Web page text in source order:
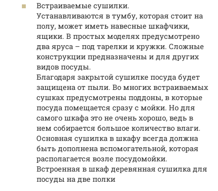
Встраиваемые сушилки.
Устанавливаются в тумбу, которая стоит на
полу, может иметь навесные шкафчики,
ящики. В простых моделях предусмотрено
два яруса – под тарелки и кружки. Сложные
конструкции предназначены и для других
видов посуды.
Благодаря закрытой сушилке посуда будет
защищена от пыли. Во многих встраиваемых
сушках предусмотрены поддоны, в которые
посуда помещается сразу с мойки. Но для
самого шкафа это не очень хорошо, ведь в
нем собирается большое количество влаги.
Основная сушилка в шкафу всегда должна
быть дополнена вспомогательной, которая
располагается возле посудомойки.
Встроенная в шкаф деревянная сушилка для
посуды на две полки